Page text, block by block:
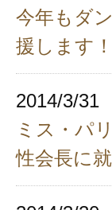
今年もダ
援します！
2014/3/31
ミス・パ
性会長に